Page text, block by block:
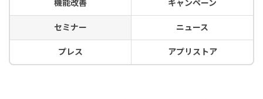
機能改善 キャンペーン
セミナー ニュース
プレス アプリストア